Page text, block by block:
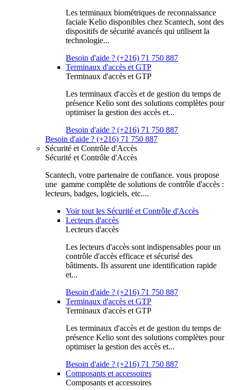
Les terminaux biométriques de reconnaissance
faciale Kelio disponibles chez Scantech, sont des
dispositifs de sécurité avancés qui utilisent la
technologie...
Besoin d'aide ? (+216) 71 750 887
Terminaux d'accès et GTP
Terminaux d'accès et GTP
Les terminaux d'accès et de gestion du temps de
présence Kelio sont des solutions complètes pour
optimiser la gestion des accès et...
Besoin d'aide ? (+216) 71 750 887
Besoin d'aide ? (+216) 71 750 887
Sécurité et Contrôle d'Accès
Sécurité et Contrôle d'Accès
Scantech, votre partenaire de confiance. vous propose
une gamme complète de solutions de contrôle d'accès :
lecteurs, badges, logiciels, etc....
Voir tout les Sécurité et Contrôle d'Accès
Lecteurs d'accès
Lecteurs d'accès
Les lecteurs d'accès sont indispensables pour un
contrôle d'accès efficace et sécurisé des
bâtiments. Ils assurent une identification rapide
et...
Besoin d'aide ? (+216) 71 750 887
Terminaux d'accès et GTP
Terminaux d'accès et GTP
Les terminaux d'accès et de gestion du temps de
présence Kelio sont des solutions complètes pour
optimiser la gestion des accès et...
Besoin d'aide ? (+216) 71 750 887
Composants et accessoires
Composants et accessoires